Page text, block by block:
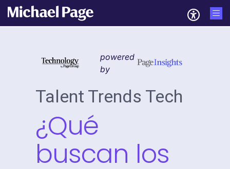
powered
by
Talent Trends Tech
¿Qué
buscan los